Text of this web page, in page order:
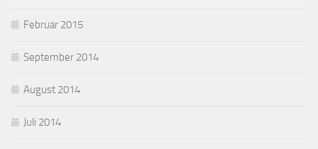
Februar 2015
September 2014
August 2014
Juli 2014